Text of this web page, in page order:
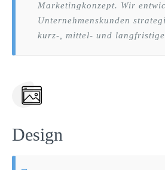
Marketingkonzept. Wir
Unternehmenskunden
kurz-, mittel- und
Design